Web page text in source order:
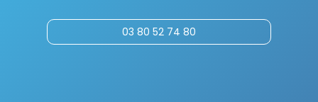
03 80 52 74 80